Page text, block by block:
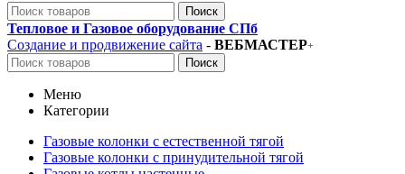
Поиск
Тепловое и Газовое оборудование СПб
Создание и продвижение сайта - ВЕБМАСТЕР+
Поиск
Меню
Категории
Газовые колонки с естественной тягой
Газовые колонки с принудительной тягой